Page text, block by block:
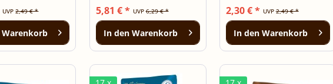
UVP2,49 € *
Warenkorb
UVP6,29 € *
5,81 € *
In den Warenkorb
UVP2,49 € *
2,30 € *
In den Warenkorb